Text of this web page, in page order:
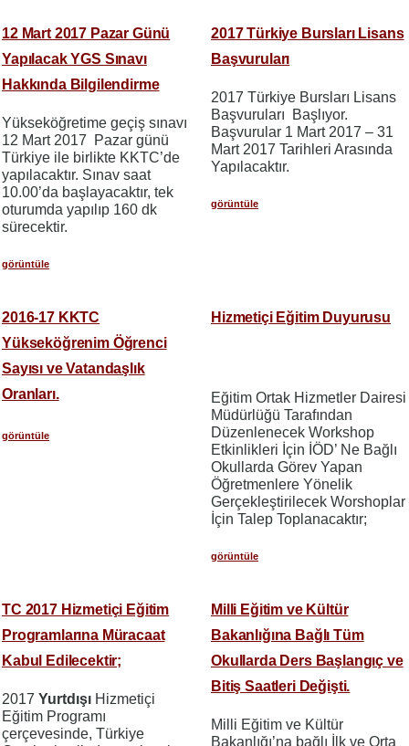
12 Mart 2017 Pazar Günü
Yapılacak YGS Sınavı
Hakkında Bilgilendirme
Yükseköğretime geçiş sınavı
12 Mart 2017 Pazar günü
Türkiye ile birlikte KKTC’de
yapılacaktır. Sınav saat
10.00’da başlayacaktır, tek
oturumda yapılıp 160 dk
sürecektir.
görüntüle
2017 Türkiye Bursları Lisans
Başvuruları
2017 Türkiye Bursları Lisans
Başvuruları Başlıyor.
Başvurular 1 Mart 2017 – 31
Mart 2017 Tarihleri Arasında
Yapılacaktır.
görüntüle
2016-17 KKTC
Yükseköğrenim Öğrenci
Sayısı ve Vatandaşlık
Oranları.
görüntüle
Hizmetiçi Eğitim Duyurusu
Eğitim Ortak Hizmetler Dairesi
Müdürlüğü Tarafından
Düzenlenecek Workshop
Etkinlikleri İçin İÖD’ Ne Bağlı
Okullarda Görev Yapan
Öğretmenlere Yönelik
Gerçekleştirilecek Worshoplar
İçin Talep Toplanacaktır;
görüntüle
TC 2017 Hizmetiçi Eğitim
Programlarına Müracaat
Kabul Edilecektir;
2017 Yurtdışı Hizmetiçi
Eğitim Programı
çerçevesinde, Türkiye
Milli Eğitim ve Kültür
Bakanlığına Bağlı Tüm
Okullarda Ders Başlangıç ve
Bitiş Saatleri Değişti.
Milli Eğitim ve Kültür
Bakanlığı’na bağlı İlk ve Orta